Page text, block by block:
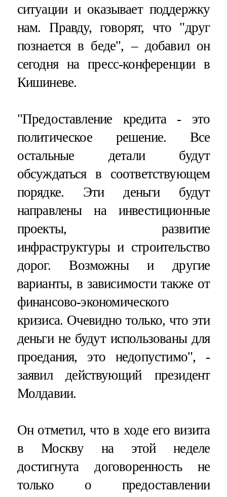
ситуации и оказывает поддержку
нам. Правду, говорят, что "друг
познается в беде", – добавил он
сегодня на пресс-конференции в
Кишиневе.
"Предоставление кредита - это
политическое решение. Все
остальные детали будут
обсуждаться в соответствующем
порядке. Эти деньги будут
направлены на инвестиционные
проекты, развитие
инфраструктуры и строительство
дорог. Возможны и другие
варианты, в зависимости также от
финансово-экономического
кризиса. Очевидно только, что эти
деньги не будут использованы для
проедания, это недопустимо", -
заявил действующий президент
Молдавии.
Он отметил, что в ходе его визита
в Москву на этой неделе
достигнута договоренность не
только о предоставлении